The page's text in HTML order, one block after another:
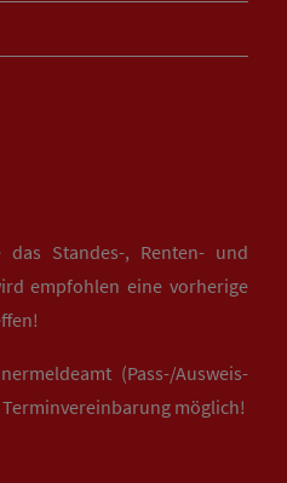
das Standes-, Renten- und
empfohlen eine vorherige
(Pass-/Ausweis-
möglich!